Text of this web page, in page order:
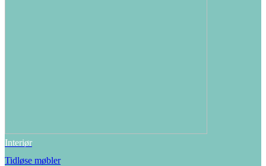
Interiør
Tidløse møbler